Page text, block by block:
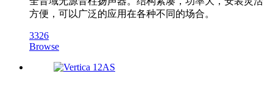
方便，可以广泛的应用在各种不同的场合。
3326
Browse